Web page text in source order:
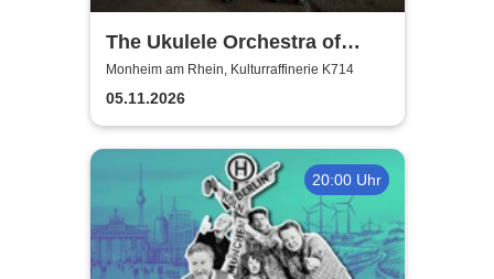
The Ukulele Orchestra of
Great Britain
Monheim am Rhein, Kulturraffinerie K714
05.11.2026
20:00 Uhr